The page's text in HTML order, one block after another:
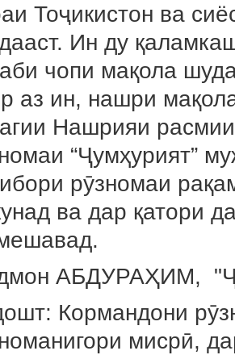
Тоҷикистон ва
Ин ду
чопи мақола
аз ин, нашри
Нашрияи
“Ҷумҳурият”
рӯзномаи
ва дар қатори
АБДУРАҲИМ,
Кормандони
мисрӣ,